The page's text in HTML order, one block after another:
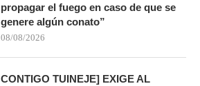
propagar el fuego en caso de que se
genere algún conato”
08/08/2026
CONTIGO TUINEJE] EXIGE AL